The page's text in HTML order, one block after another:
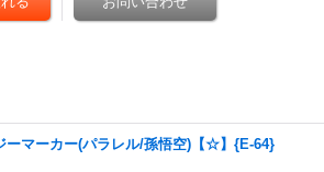
ーマーカー(パラレル/孫悟空)【☆】{E-64}